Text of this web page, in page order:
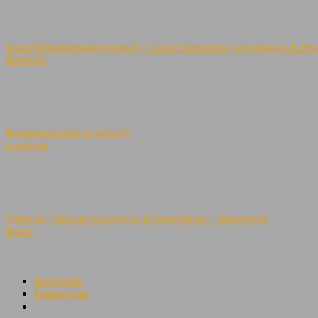
Jurist/Wirtschaftsjurist (m/w/d) – Legal Operations, Governance &
Bielefeld
Rechtsreferendar:in (m/w/d)
Lemförde
Volljurist / Diplom-Jurist (m/w/d) Immobilien- / Steuerrecht
Berlin
Impressum
Datenschutz